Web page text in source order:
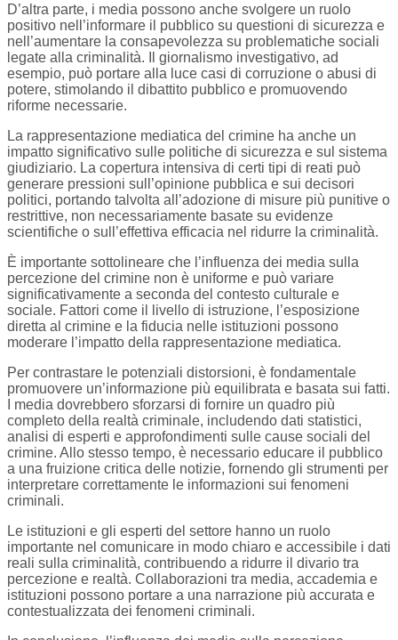
D’altra parte, i media possono anche svolgere un ruolo
positivo nell’informare il pubblico su questioni di sicurezza e
nell’aumentare la consapevolezza su problematiche sociali
legate alla criminalità. Il giornalismo investigativo, ad
esempio, può portare alla luce casi di corruzione o abusi di
potere, stimolando il dibattito pubblico e promuovendo
riforme necessarie.
La rappresentazione mediatica del crimine ha anche un
impatto significativo sulle politiche di sicurezza e sul sistema
giudiziario. La copertura intensiva di certi tipi di reati può
generare pressioni sull’opinione pubblica e sui decisori
politici, portando talvolta all’adozione di misure più punitive o
restrittive, non necessariamente basate su evidenze
scientifiche o sull’effettiva efficacia nel ridurre la criminalità.
È importante sottolineare che l’influenza dei media sulla
percezione del crimine non è uniforme e può variare
significativamente a seconda del contesto culturale e
sociale. Fattori come il livello di istruzione, l’esposizione
diretta al crimine e la fiducia nelle istituzioni possono
moderare l’impatto della rappresentazione mediatica.
Per contrastare le potenziali distorsioni, è fondamentale
promuovere un’informazione più equilibrata e basata sui fatti.
I media dovrebbero sforzarsi di fornire un quadro più
completo della realtà criminale, includendo dati statistici,
analisi di esperti e approfondimenti sulle cause sociali del
crimine. Allo stesso tempo, è necessario educare il pubblico
a una fruizione critica delle notizie, fornendo gli strumenti per
interpretare correttamente le informazioni sui fenomeni
criminali.
Le istituzioni e gli esperti del settore hanno un ruolo
importante nel comunicare in modo chiaro e accessibile i dati
reali sulla criminalità, contribuendo a ridurre il divario tra
percezione e realtà. Collaborazioni tra media, accademia e
istituzioni possono portare a una narrazione più accurata e
contestualizzata dei fenomeni criminali.